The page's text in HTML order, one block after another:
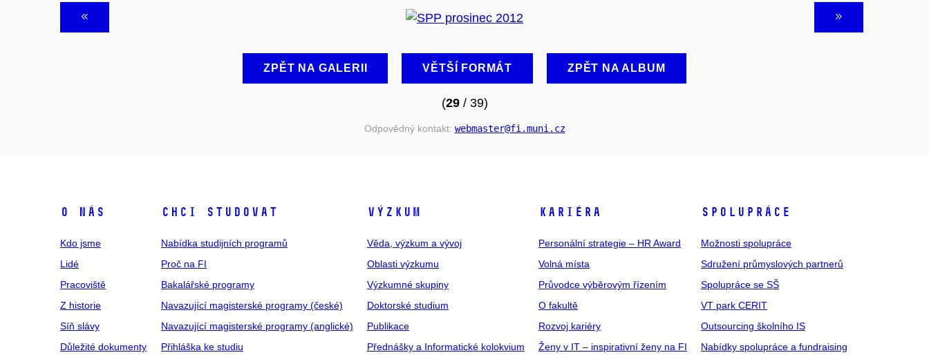
ZPĚT NA GALERII VĚTŠÍ FORMÁT ZPĚT NA ALBUM
(29/ 39)
Odpovědný kontakt: webmaster@fi .muni .cz
O NÁS
Kdo jsme
Lidé
Pracoviště
Z historie
Síň slávy
Důležité dokumenty
CHCI STUDOVAT
Nabídka studijních programů
Proč na FI
Bakalářské programy
Navazující magisterské programy (české)
Navazující magisterské programy (anglické)
Přihláška ke studiu
VÝZKUM
Věda, výzkum a vývoj
Oblasti výzkumu
Výzkumné skupiny
Doktorské studium
Publikace
Přednášky a Informatické kolokvium
KARIÉRA
Personální strategie – HR Award
Volná místa
Průvodce výběrovým řízením
O fakultě
Rozvoj kariéry
Ženy v IT – inspirativní ženy na FI
SPOLUPRÁCE
Možnosti spolupráce
Sdružení průmyslových partnerů
Spolupráce se SŠ
VT park CERIT
Outsourcing školního IS
Nabídky spolupráce a fundraising